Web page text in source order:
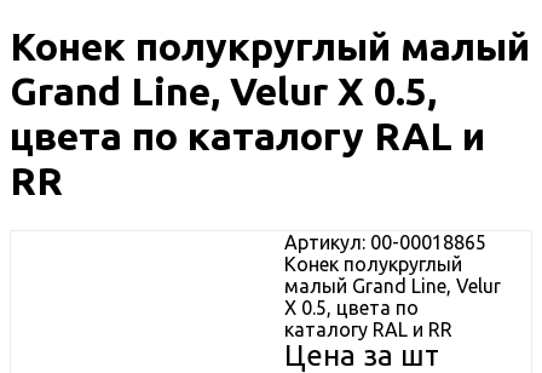
Конек полукруглый малый
Grand Line, Velur X 0.5,
цвета по каталогу RAL и
RR
Артикул: 00-00018865
Конек полукруглый
малый Grand Line, Velur
X 0.5, цвета по
каталогу RAL и RR
Цена за шт